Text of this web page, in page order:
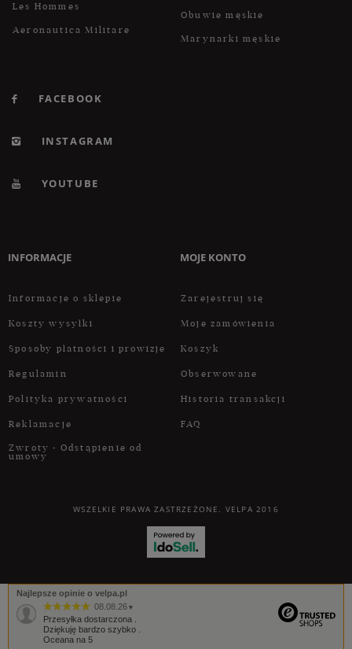
Les Hommes
Aeronautica Militare
Obuwie męskie
Marynarki męskie
FACEBOOK
INSTAGRAM
YOUTUBE
INFORMACJE
Informacje o sklepie
Koszty wysyłki
Sposoby płatności i prowizje
Regulamin
Polityka prywatności
Reklamacje
Zwroty - Odstąpienie od
umowy
MOJE KONTO
Zarejestruj się
Moje zamówienia
Koszyk
Obserwowane
Historia transakcji
FAQ
WSZELKIE PRAWA ZASTRZEŻONE. VELPA 2016
Najlepsze opinie o velpa.pl
08.08.26 ▼
Przesyłka dostarczona .
Dziękuję bardzo szybko .
Oceana na 5